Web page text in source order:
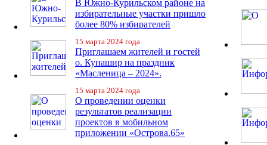
В Южно-Курильском районе на
избирательные участки пришло
более 80% избирателей
15 марта 2024 года
Приглашаем жителей и гостей
о. Кунашир на праздник
«Масленица – 2024».
15 марта 2024 года
О проведении оценки
результатов реализации
проектов в мобильном
приложении «Острова.65»